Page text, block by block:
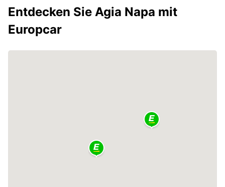
Entdecken Sie Agia Napa mit
Europcar